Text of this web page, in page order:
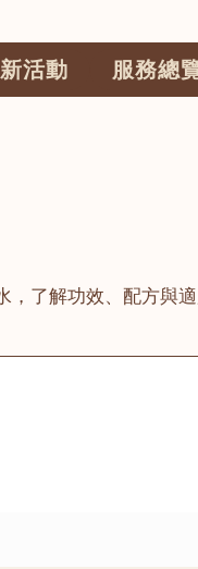
活動 服務總
，了解功效、配方與